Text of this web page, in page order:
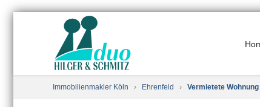
Immobilienmakler Köln › Ehrenfeld › Vermietete